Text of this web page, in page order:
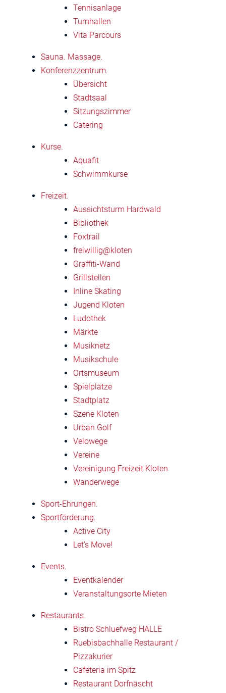
Tennisanlage
Turnhallen
Vita Parcours
Sauna. Massage.
Konferenzzentrum.
Übersicht
Stadtsaal
Sitzungszimmer
Catering
Kurse.
Aquafit
Schwimmkurse
Freizeit.
Aussichtsturm Hardwald
Bibliothek
Foxtrail
freiwillig@kloten
Graffiti-Wand
Grillstellen
Inline Skating
Jugend Kloten
Ludothek
Märkte
Musiknetz
Musikschule
Ortsmuseum
Spielplätze
Stadtplatz
Szene Kloten
Urban Golf
Velowege
Vereine
Vereinigung Freizeit Kloten
Wanderwege
Sport-Ehrungen.
Sportförderung.
Active City
Let's Move!
Events.
Eventkalender
Veranstaltungsorte Mieten
Restaurants.
Bistro Schluefweg HALLE
Ruebisbachhalle Restaurant /
Pizzakurier
Cafeteria im Spitz
Restaurant Dorfnäscht